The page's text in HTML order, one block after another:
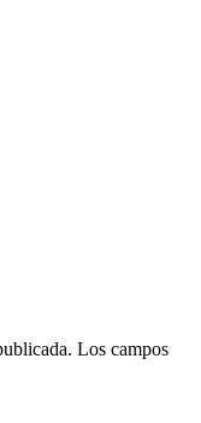
Los campos